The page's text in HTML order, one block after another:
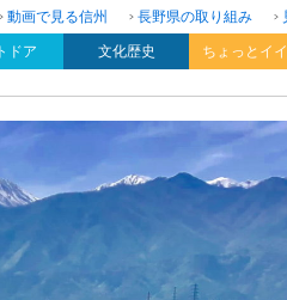
動画で見る信州 長野県の取り組み
ドア 文化歴史 ちょっとイ